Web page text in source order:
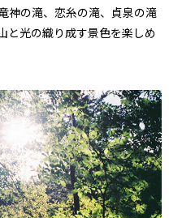
神の滝、恋糸の滝、貞泉の滝
と光の織り成す景色を楽しめ